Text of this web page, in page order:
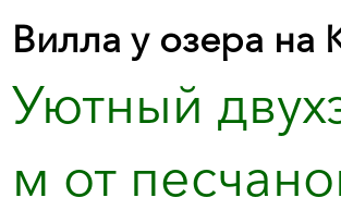
Вилла у озера на
Уютный
м от